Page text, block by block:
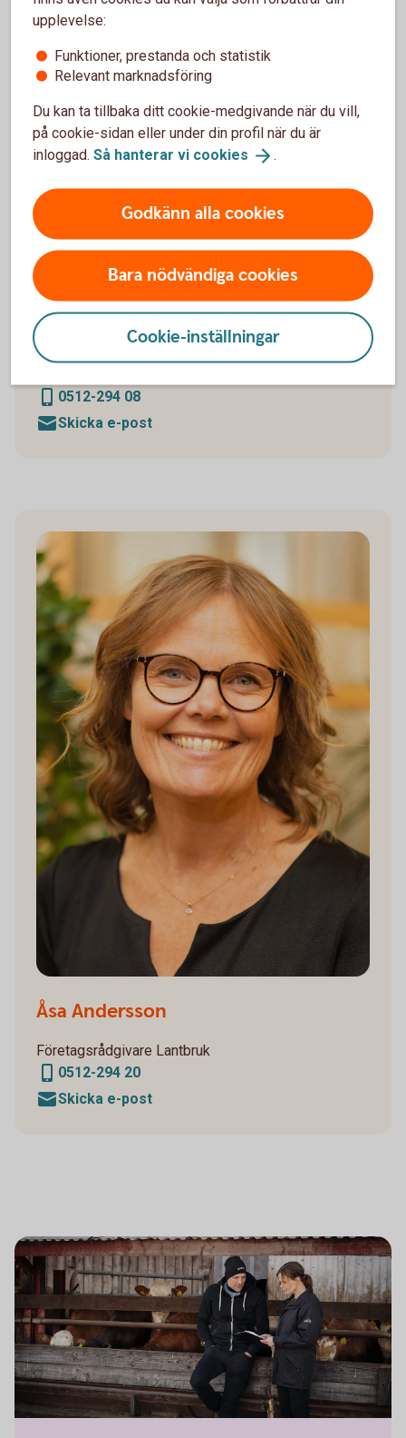
Suzana Stubicar Johansson
0512-294 08
Skicka e-post
Åsa Andersson
Företagsrådgivare Lantbruk
0512-294 20
Skicka e-post
upplevelse:
Funktioner, prestanda och statistik
Relevant marknadsföring
Du kan ta tillbaka ditt cookie-medgivande när du vill,
på cookie-sidan eller under din profil när du är
inloggad. Så hanterar vi cookies .
Godkänn alla cookies
Bara nödvändiga cookies
Cookie-inställningar